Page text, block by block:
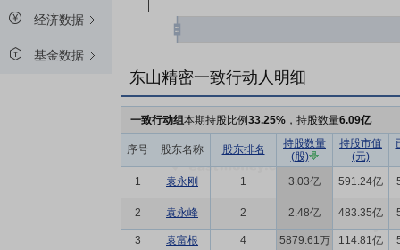
经济数据
基金数据
东山精密一致行动人明细
一致行动组本期持股比例33.25% ，持股数量6.09亿
序号 股东名称 股东排名
持股数量
(股)
持股市值
(元)
1 袁永刚 1 3.03亿 591.24亿
2 袁永峰 2 2.48亿 483.35亿
3 袁富根 4 5879.61万 114.81亿